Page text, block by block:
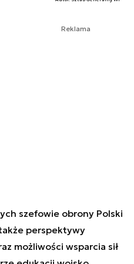
Reklama
szefowie obrony Polski
perspektywy
możliwości wsparcia sił